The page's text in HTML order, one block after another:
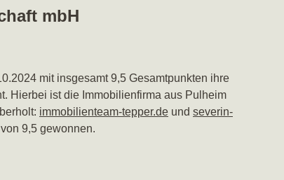
mbH
mit insgesamt 9,5 Gesamtpunkten ihre
Hierbei ist die Immobilienfirma aus Pulheim
immobilienteam-tepper.de und severin-
9,5 gewonnen.